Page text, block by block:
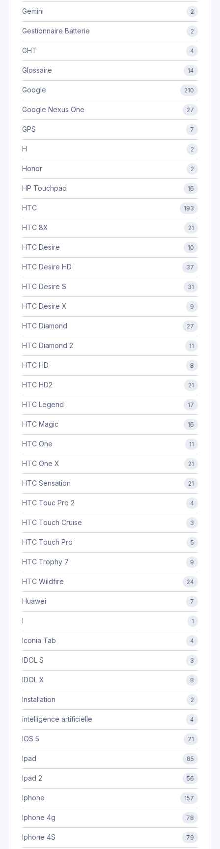
Gemini 2
Gestionnaire Batterie 2
GHT 4
Glossaire 14
Google 210
Google Nexus One 27
GPS 7
H 2
Honor 2
HP Touchpad 16
HTC 193
HTC 8X 21
HTC Desire 10
HTC Desire HD 37
HTC Desire S 31
HTC Desire X 9
HTC Diamond 27
HTC Diamond 2 11
HTC HD 8
HTC HD2 21
HTC Legend 17
HTC Magic 16
HTC One 11
HTC One X 21
HTC Sensation 21
HTC Touc Pro 2 4
HTC Touch Cruise 3
HTC Touch Pro 5
HTC Trophy 7 9
HTC Wildfire 24
Huawei 7
I 1
Iconia Tab 4
IDOL S 3
IDOL X 8
Installation 2
intelligence artificielle 4
IOS 5 71
Ipad 85
Ipad 2 56
Iphone 157
Iphone 4g 78
Iphone 4S 79